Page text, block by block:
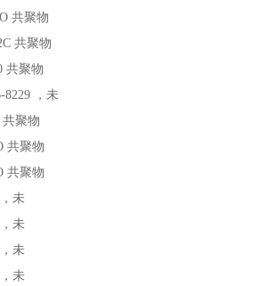
共聚物
共聚物
共聚物
8229
，未
共聚物
共聚物
共聚物
，未
，未
，未
，未